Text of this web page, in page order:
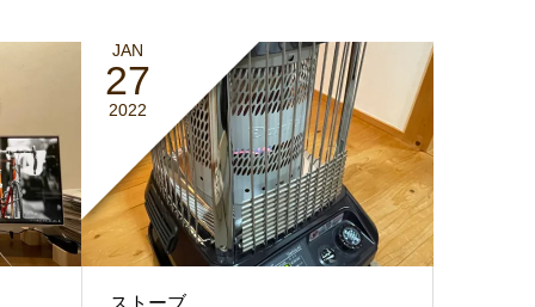
JAN
27
2022
ストーブ